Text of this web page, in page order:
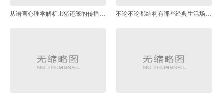
从语言心理学解析比猪还笨的传播机制 不论不论都结构有哪些经典生活场景应用范例